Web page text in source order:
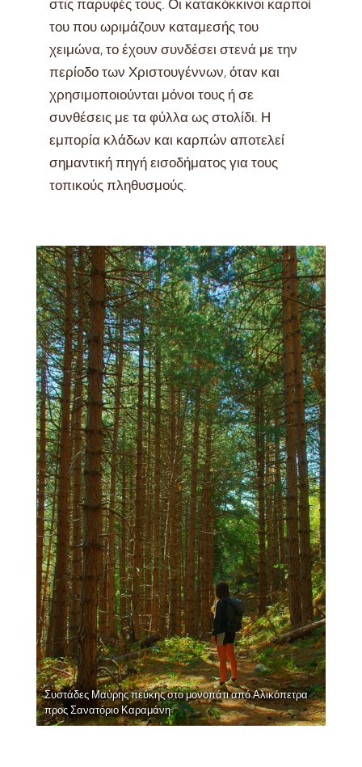
στις παρυφές τους. Οι κατακόκκινοι καρποί
του που ωριμάζουν καταμεσής του
χειμώνα, το έχουν συνδέσει στενά με την
περίοδο των Χριστουγέννων, όταν και
χρησιμοποιούνται μόνοι τους ή σε
συνθέσεις με τα φύλλα ως στολίδι. Η
εμπορία κλάδων και καρπών αποτελεί
σημαντική πηγή εισοδήματος για τους
τοπικούς πληθυσμούς.
Συστάδες Μαύρης πεύκης στο μονοπάτι από Αλικόπετρα
προς Σανατόριο Καραμάνη